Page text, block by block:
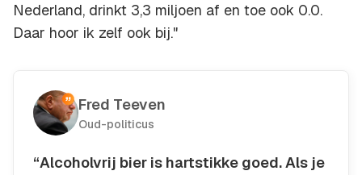
Nederland, drinkt 3,3 miljoen af en toe ook 0.0.
Daar hoor ik zelf ook bij."
Fred Teeven
Oud-politicus
“Alcoholvrij bier is hartstikke goed. Als je